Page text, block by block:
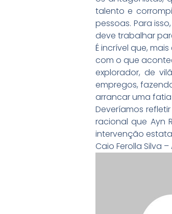
talento e
pessoas. Para
deve trabalhar
É incrível que,
com o que
explorador, de
empregos,
arrancar uma
Deveríamos
racional que Ayn
intervenção
Caio Ferolla Silva